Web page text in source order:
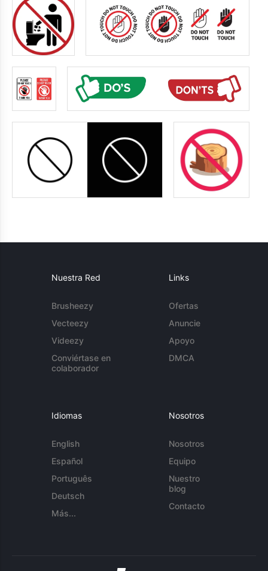
Nuestra Red
Brusheezy
Vecteezy
Videezy
Conviértase en
colaborador
Links
Ofertas
Anuncie
Apoyo
DMCA
Idiomas
English
Español
Português
Deutsch
Más...
Nosotros
Nosotros
Equipo
Nuestro
blog
Contacto